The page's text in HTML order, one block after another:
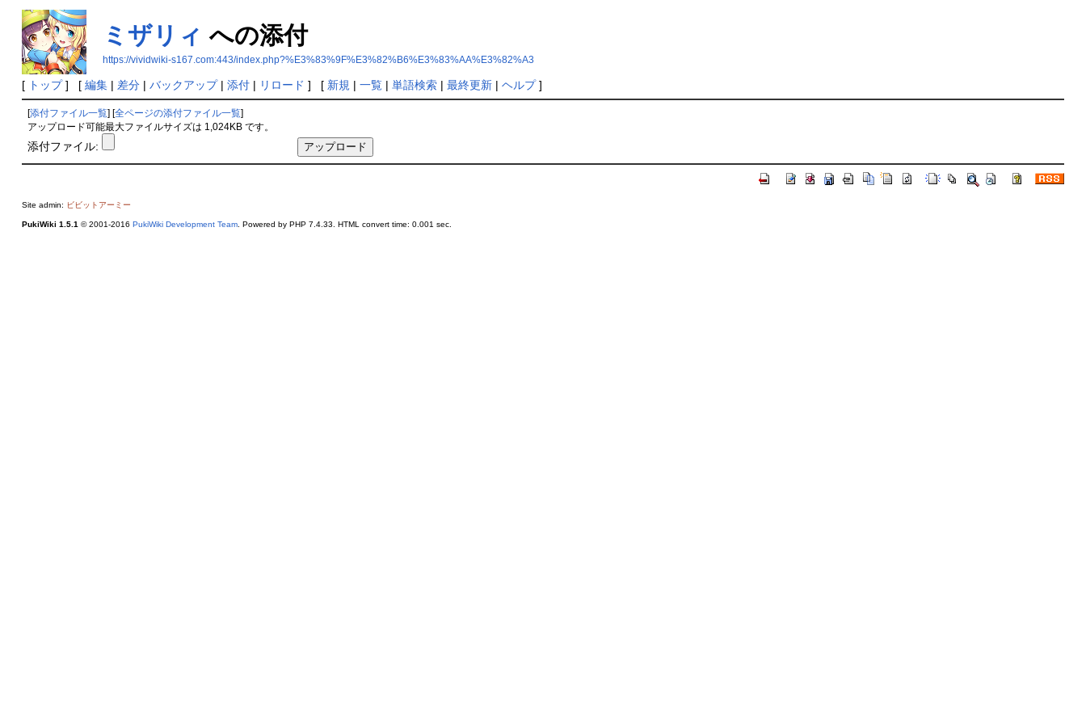
ミザリィ への添付
https://vividwiki-s167.com:443/index.php?%E3%83%9F%E3%82%B6%E3%83%AA%E3%82%A3
[ トップ] [ 編集| 差分| バックアップ| 添付| リロード ] [ 新規 | 一覧| 単語検索| 最終更新| ヘルプ]
[添付ファイル一覧 ] [全ページの添付ファイル一覧
アップロード可能最大ファイルサイズは 1,024KB です。
添付ファイル:
Site admin: ビビットアーミー
PukiWiki 1.5.1 © 2001-2016 PukiWiki Development Team. Powered by PHP 7.4.33. HTML convert time: 0.001 sec.